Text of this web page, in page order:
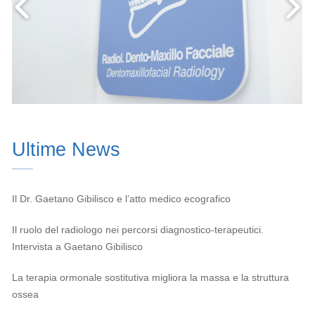
Ultime News
Il Dr. Gaetano Gibilisco e l’atto medico ecografico
Il ruolo del radiologo nei percorsi diagnostico-terapeutici.
Intervista a Gaetano Gibilisco
La terapia ormonale sostitutiva migliora la massa e la struttura
ossea